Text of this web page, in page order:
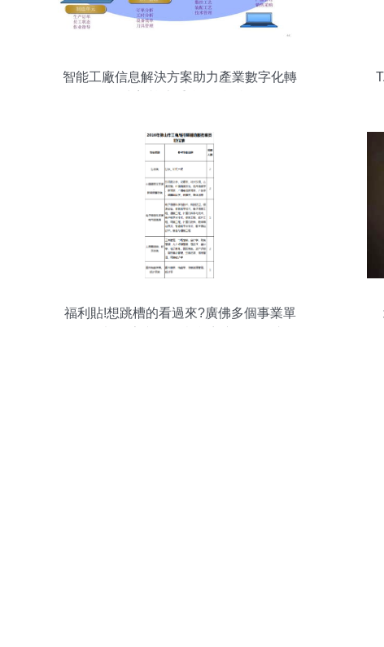
智能工廠信息解決方案助力產業數字化轉
福利貼!想跳槽的看過來?廣佛多個事業單